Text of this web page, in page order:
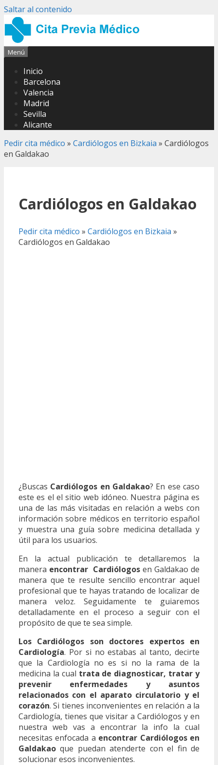
Saltar al contenido
Menú
Inicio
Barcelona
Valencia
Madrid
Sevilla
Alicante
Pedir cita médico » Cardiólogos en Bizkaia » Cardiólogos
en Galdakao
Cardiólogos en Galdakao
Pedir cita médico » Cardiólogos en Bizkaia »
Cardiólogos en Galdakao
¿Buscas Cardiólogos en Galdakao? En ese caso
este es el el sitio web idóneo. Nuestra página es
una de las más visitadas en relación a webs con
información sobre médicos en territorio español
y muestra una guía sobre medicina detallada y
útil para los usuarios.
En la actual publicación te detallaremos la
manera encontrar Cardiólogos en Galdakao de
manera que te resulte sencillo encontrar aquel
profesional que te hayas tratando de localizar de
manera veloz. Seguidamente te guiaremos
detalladamente en el proceso a seguir con el
propósito de que te sea simple.
Los Cardiólogos son doctores expertos en
Cardiología. Por si no estabas al tanto, decirte
que la Cardiología no es si no la rama de la
medicina la cual trata de diagnosticar, tratar y
prevenir enfermedades y asuntos
relacionados con el aparato circulatorio y el
corazón. Si tienes inconvenientes en relación a la
Cardiología, tienes que visitar a Cardiólogos y en
nuestra web vas a encontrar la info la cual
necesitas enfocada a encontrar Cardiólogos en
Galdakao que puedan atenderte con el fin de
solucionar esos inconvenientes.